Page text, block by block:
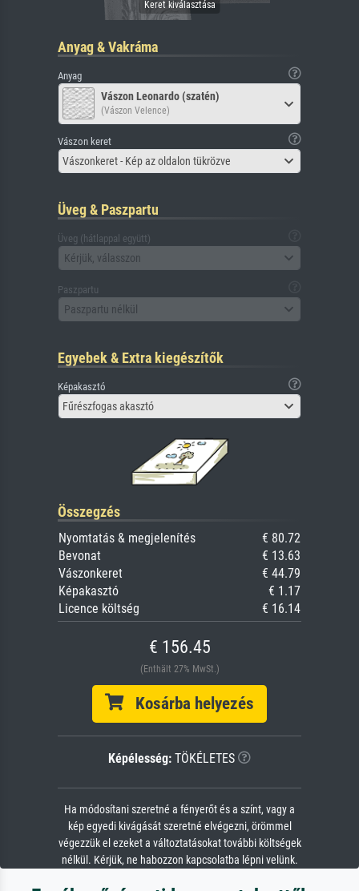
Anyag & Vakráma
Anyag
Vászon Leonardo (szatén)
(Vászon Velence)
Vászon keret
Vászonkeret - Kép az oldalon tükrözve
Üveg & Paszpartu
Üveg (hátlappal együtt)
Kérjük, válasszon
Paszpartu
Paszpartu nélkül
Egyebek & Extra kiegészítők
Képakasztó
Fűrészfogas akasztó
Összegzés
Nyomtatás & megjelenítés
€ 80.72
Bevonat
€ 13.63
Vászonkeret
€ 44.79
Képakasztó
€ 1.17
Licence költség
€ 16.14
€ 156.45
(Enthält 27% MwSt.)
Kosárba helyezés
Képélesség: TÖKÉLETES
Ha módosítani szeretné a fényerőt és a színt, vagy a
kép egyedi kivágását szeretné elvégezni, örömmel
végezzük el ezeket a változtatásokat további költségek
nélkül. Kérjük, ne habozzon kapcsolatba lépni velünk.